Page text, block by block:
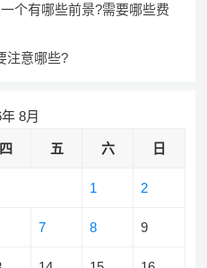
个有哪些前景?需要哪些费
注意哪些?
8月
四 五 六 日
1 2
7 8 9